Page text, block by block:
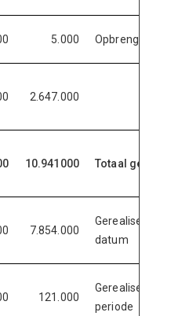
5.000
2.647.000
10.941000 Totaal
7.854.000
Gerealiseerd
datum
121.000
Gerealiseerd in
periode